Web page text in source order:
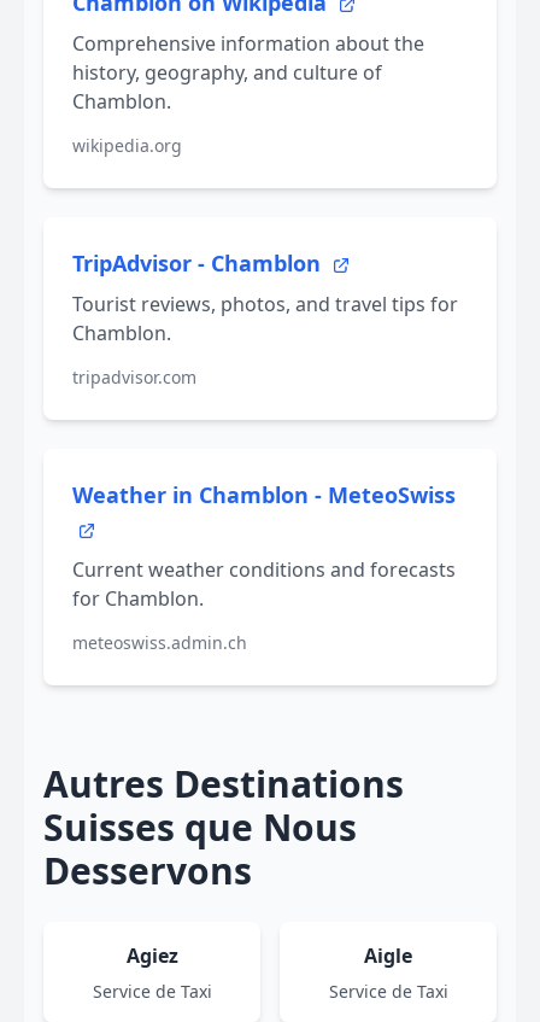
Comprehensive information about the
history, geography, and culture of
Chamblon.
wikipedia.org
TripAdvisor - Chamblon
Tourist reviews, photos, and travel tips for
Chamblon.
tripadvisor.com
Weather in Chamblon - MeteoSwiss
Current weather conditions and forecasts
for Chamblon.
meteoswiss.admin.ch
Autres Destinations
Suisses que Nous
Desservons
Agiez
Service de Taxi
Aigle
Service de Taxi